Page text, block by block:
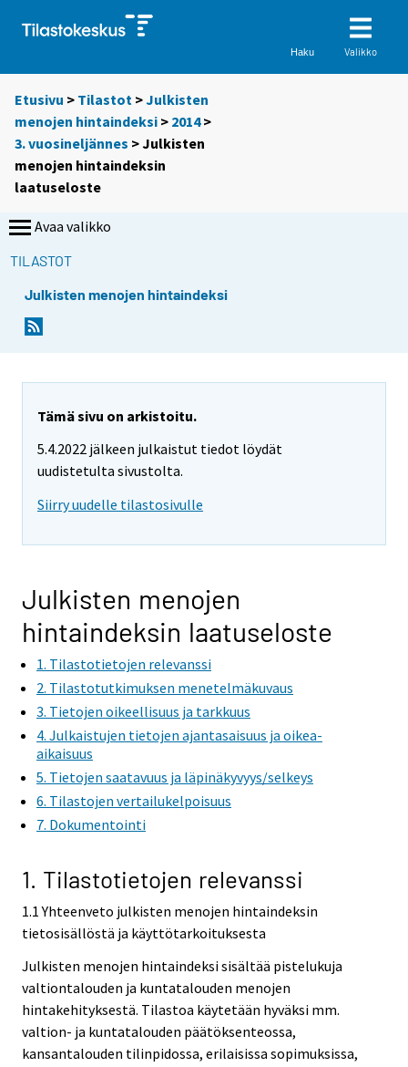
Haku Valikko
Etusivu > Tilastot >Julkisten
menojen hintaindeksi > 2014>
3. vuosineljännes > Julkisten
menojen hintaindeksin
laatuseloste
Avaa valikko
TILASTOT
Julkisten menojen hintaindeksi
Tämä sivu on arkistoitu.
5.4.2022 jälkeen julkaistut tiedot löydät
uudistetulta sivustolta.
Siirry uudelle tilastosivulle
Julkisten menojen
hintaindeksin laatuseloste
1. Tilastotietojen relevanssi
2. Tilastotutkimuksen menetelmäkuvaus
3. Tietojen oikeellisuus ja tarkkuus
4. Julkaistujen tietojen ajantasaisuus ja oikea-
aikaisuus
5. Tietojen saatavuus ja läpinäkyvyys/selkeys
6. Tilastojen vertailukelpoisuus
7. Dokumentointi
1. Tilastotietojen relevanssi
1.1 Yhteenveto julkisten menojen hintaindeksin
tietosisällöstä ja käyttötarkoituksesta
Julkisten menojen hintaindeksi sisältää pistelukuja
valtiontalouden ja kuntatalouden menojen
hintakehityksestä. Tilastoa käytetään hyväksi mm.
valtion- ja kuntatalouden päätöksenteossa,
kansantalouden tilinpidossa, erilaisissa sopimuksissa,